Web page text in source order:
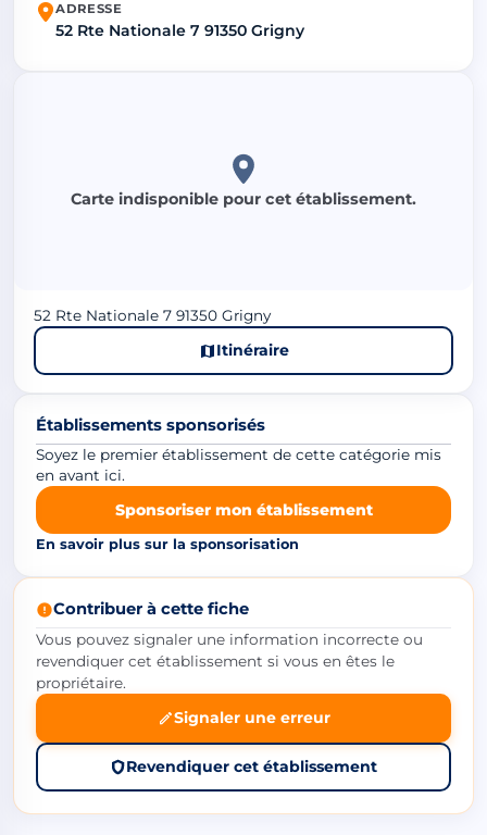
ADRESSE
52 Rte Nationale 7 91350 Grigny
Carte indisponible pour cet établissement.
52 Rte Nationale 7 91350 Grigny
Itinéraire
Établissements sponsorisés
Soyez le premier établissement de cette catégorie mis
en avant ici.
Sponsoriser mon établissement
En savoir plus sur la sponsorisation
Contribuer à cette fiche
Vous pouvez signaler une information incorrecte ou
revendiquer cet établissement si vous en êtes le
propriétaire.
Signaler une erreur
Revendiquer cet établissement